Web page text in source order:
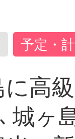
予定・
高
ヶ